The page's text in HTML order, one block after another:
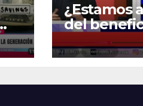
¿Estamos
del
Zona Fría?